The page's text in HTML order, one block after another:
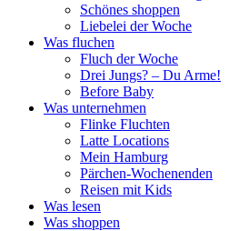
Schönes shoppen
Liebelei der Woche
Was fluchen
Fluch der Woche
Drei Jungs? – Du Arme!
Before Baby
Was unternehmen
Flinke Fluchten
Latte Locations
Mein Hamburg
Pärchen-Wochenenden
Reisen mit Kids
Was lesen
Was shoppen